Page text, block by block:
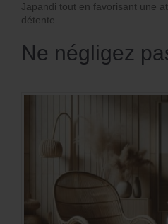
Japandi tout en favorisant une
détente.
Ne négligez